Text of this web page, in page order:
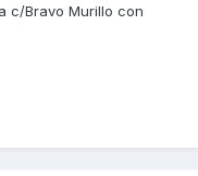
c/Bravo Murillo con